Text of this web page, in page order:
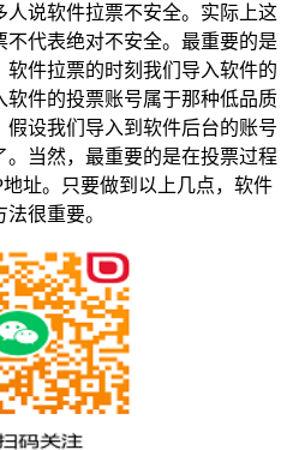
说软件拉票不安全。实际上这
代表绝对不安全。最重要的是
件拉票的时刻我们导入软件的
件的投票账号属于那种低品质
设我们导入到软件后台的账号
当然，最重要的是在投票过程
址。只要做到以上几点，软件
很重要。